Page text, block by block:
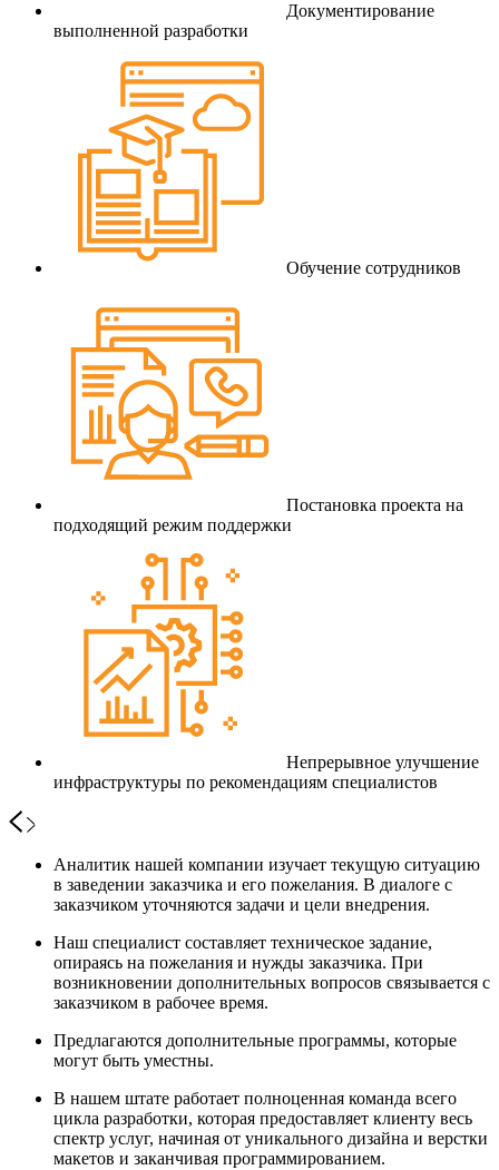
Документирование
выполненной разработки
Обучение сотрудников
Постановка проекта на
подходящий режим поддержки
Непрерывное улучшение
инфраструктуры по рекомендациям специалистов
Аналитик нашей компании изучает текущую ситуацию
в заведении заказчика и его пожелания. В диалоге с
заказчиком уточняются задачи и цели внедрения.
Наш специалист составляет техническое задание,
опираясь на пожелания и нужды заказчика. При
возникновении дополнительных вопросов связывается с
заказчиком в рабочее время.
Предлагаются дополнительные программы, которые
могут быть уместны.
В нашем штате работает полноценная команда всего
цикла разработки, которая предоставляет клиенту весь
спектр услуг, начиная от уникального дизайна и верстки
макетов и заканчивая программированием.